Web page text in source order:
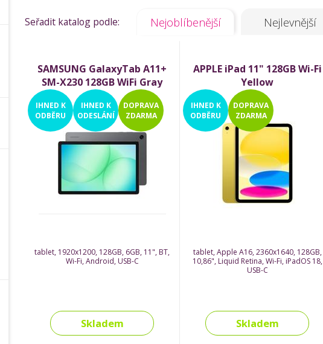
Seřadit katalog podle: Nejoblíbenější Nejlevnější
SAMSUNG GalaxyTab A11+
SM-X230 128GB WiFi Gray
tablet, 1920x1200, 128GB, 6GB, 11", BT,
Wi-Fi, Android, USB-C
IHNED K
ODBĚRU
IHNED K
ODESLÁNÍ
DOPRAVA
ZDARMA
Skladem
APPLE iPad 11" 128GB Wi-Fi
Yellow
tablet, Apple A16, 2360x1640, 128GB,
10,86", Liquid Retina, Wi-Fi, iPadOS 18,
USB-C
IHNED K
ODBĚRU
DOPRAVA
ZDARMA
Skladem